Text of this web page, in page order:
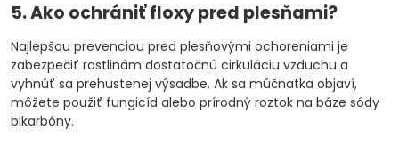
5. Ako ochrániť floxy pred plesňami?
Najlepšou prevenciou pred plesňovými ochoreniami je
zabezpečiť rastlinám dostatočnú cirkuláciu vzduchu a
vyhnúť sa prehustenej výsadbe. Ak sa múčnatka objaví,
môžete použiť fungicíd alebo prírodný roztok na báze sódy
bikarbóny.